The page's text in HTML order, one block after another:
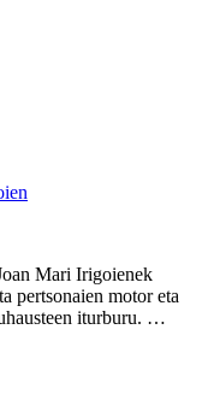
Mari Irigoienek
pertsonaien motor eta
iturburu. …